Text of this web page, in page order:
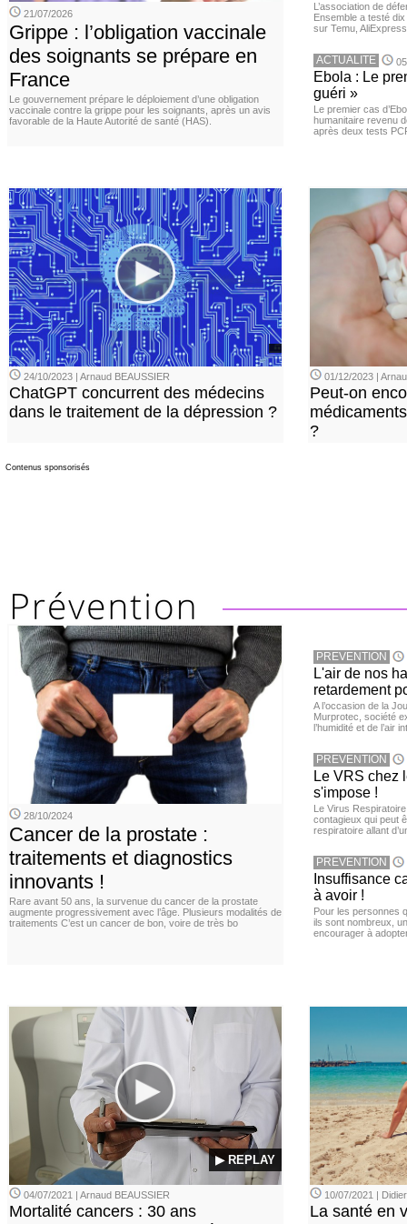
21/07/2026
Grippe : l’obligation vaccinale
des soignants se prépare en
France
Le gouvernement prépare le déploiement d’une obligation
vaccinale contre la grippe pour les soignants, après un avis
favorable de la Haute Autorité de santé (HAS).
L’association de
Ensemble a testé
sur Temu,
ACTUALITE
Ebola : Le
guéri »
Le premier cas
humanitaire revenu
après deux tests
24/10/2023 | Arnaud BEAUSSIER
ChatGPT concurrent des médecins
dans le traitement de la dépression ?
01/12/2023 |
Peut-on
?
Contenus sponsorisés
28/10/2024
Cancer de la prostate :
traitements et diagnostics
innovants !
Rare avant 50 ans, la survenue du cancer de la prostate
augmente progressivement avec l’âge. Plusieurs modalités de
traitements C’est un cancer de bon, voire de très bo
PREVENTION
L'air de nos
retardement
A l’occasion de la
Murprotec, société
l’humidité et de l’air
PREVENTION
Le VRS chez
s'impose !
Le Virus
contagieux qui peut
respiratoire allant
PREVENTION
Insuffisance
à avoir !
Pour les personnes
ils sont nombreux,
encourager à
▶ REPLAY
04/07/2021 | Arnaud BEAUSSIER
Mortalité cancers : 30 ans
10/07/2021 |
La santé en